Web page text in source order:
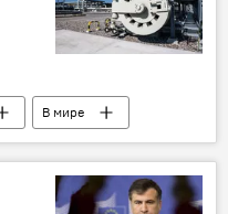
В мире